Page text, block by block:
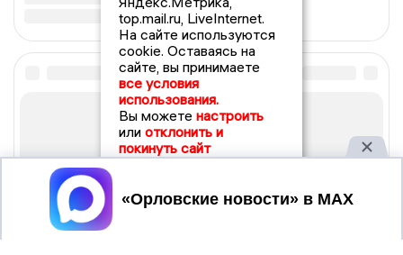
top.mail.ru, LiveInternet.
На сайте используются
cookie. Оставаясь на
сайте, вы принимаете
все условия
использования.
Вы можете настроить
или отклонить и
покинуть сайт
Принять